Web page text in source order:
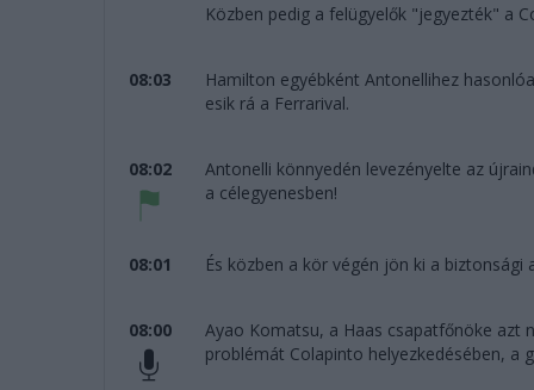
Közben pedig a felügyelők "jegyezték" a
08:03
Hamilton egyébként Antonellihez
esik rá a Ferrarival.
08:02
Antonelli könnyedén levezényelte az
a célegyenesben!
08:01 És közben a kör végén jön ki a
08:00
Ayao Komatsu, a Haas csapatfőnöke azt
problémát Colapinto helyezkedésében,